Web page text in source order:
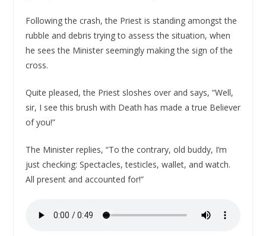
Following the crash, the Priest is standing amongst the
rubble and debris trying to assess the situation, when
he sees the Minister seemingly making the sign of the
cross.
Quite pleased, the Priest sloshes over and says, “Well,
sir, I see this brush with Death has made a true Believer
of you!”
The Minister replies, “To the contrary, old buddy, I’m
just checking: Spectacles, testicles, wallet, and watch.
All present and accounted for!”